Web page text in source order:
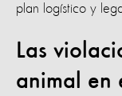
plan logístico y
Las
animal en